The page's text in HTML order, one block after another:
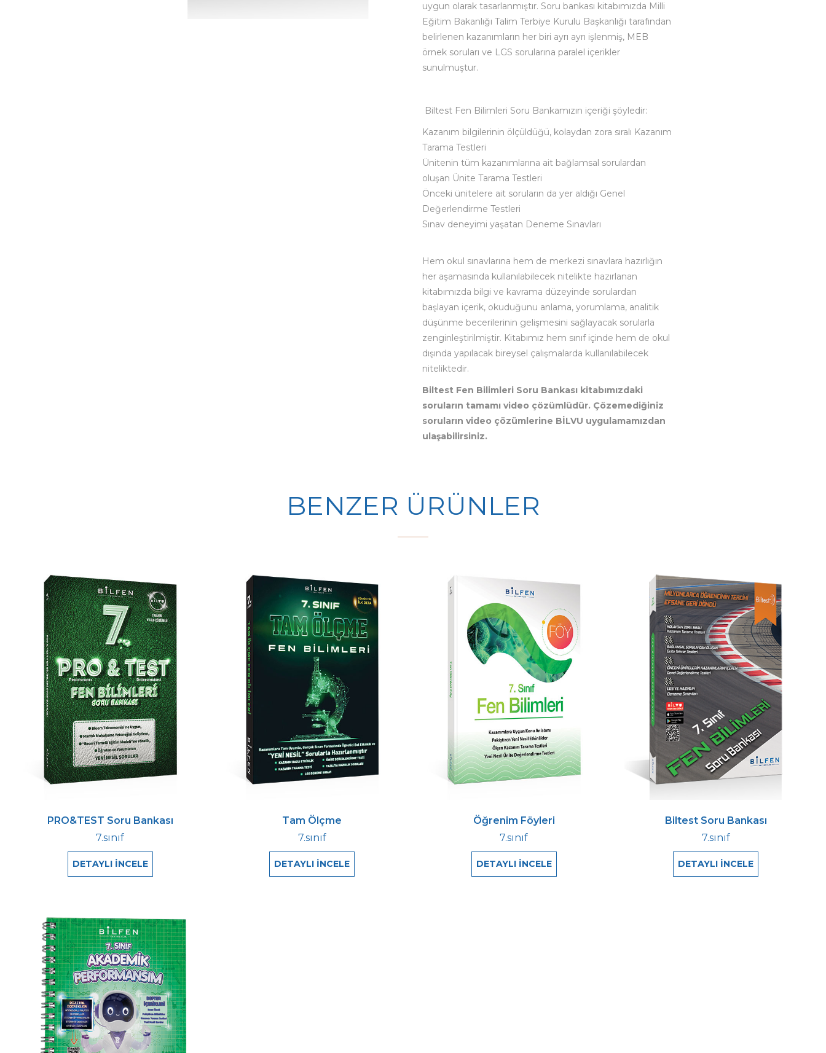
uygun olarak tasarlanmıştır. Soru bankası kitabımızda Milli
Eğitim Bakanlığı Talim Terbiye Kurulu Başkanlığı tarafından
belirlenen kazanımların her biri ayrı ayrı işlenmiş, MEB
örnek soruları ve LGS sorularına paralel içerikler
sunulmuştur.
Biltest Fen Bilimleri Soru Bankamızın içeriği şöyledir:
Kazanım bilgilerinin ölçüldüğü, kolaydan zora sıralı Kazanım
Tarama Testleri
Ünitenin tüm kazanımlarına ait bağlamsal sorulardan
oluşan Ünite Tarama Testleri
Önceki ünitelere ait soruların da yer aldığı Genel
Değerlendirme Testleri
Sınav deneyimi yaşatan Deneme Sınavları
Hem okul sınavlarına hem de merkezi sınavlara hazırlığın
her aşamasında kullanılabilecek nitelikte hazırlanan
kitabımızda bilgi ve kavrama düzeyinde sorulardan
başlayan içerik, okuduğunu anlama, yorumlama, analitik
düşünme becerilerinin gelişmesini sağlayacak sorularla
zenginleştirilmiştir. Kitabımız hem sınıf içinde hem de okul
dışında yapılacak bireysel çalışmalarda kullanılabilecek
niteliktedir.
Biltest Fen Bilimleri Soru Bankası kitabımızdaki
soruların tamamı video çözümlüdür. Çözemediğiniz
soruların video çözümlerine BİLVU uygulamamızdan
ulaşabilirsiniz.
BENZER ÜRÜNLER
PRO&TEST Soru Bankası
7.sınıf
DETAYLI İNCELE
Tam Ölçme
7.sınıf
DETAYLI İNCELE
Öğrenim Föyleri
7.sınıf
DETAYLI İNCELE
Biltest Soru Bankası
7.sınıf
DETAYLI İNCELE